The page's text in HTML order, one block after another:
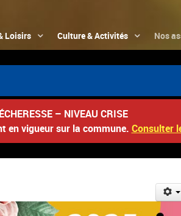
Loisirs Culture & Activités Nos
📮
– NIVEAU CRISE
en vigueur sur la commune. Consulter